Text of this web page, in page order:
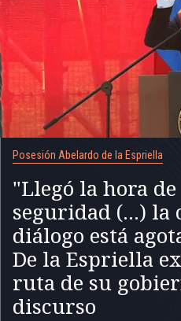
Posesión Abelardo de la Espriella
"Llegó la hora
seguridad (...) la
diálogo está
De la Espriella
ruta de su
discurso